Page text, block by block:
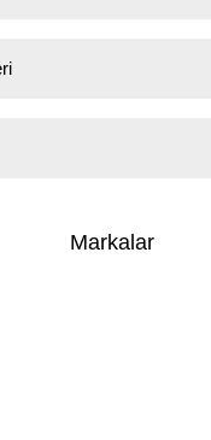
Bu ürüne ilk yorumu siz yapın!
Markalar